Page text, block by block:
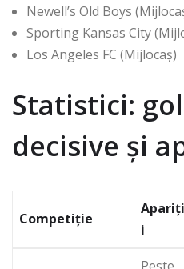
Newell’s Old Boys
Sporting Kansas City
Los Angeles FC (Mijlocaș)
Statistici:
decisive și
Competiție
Apariți
i